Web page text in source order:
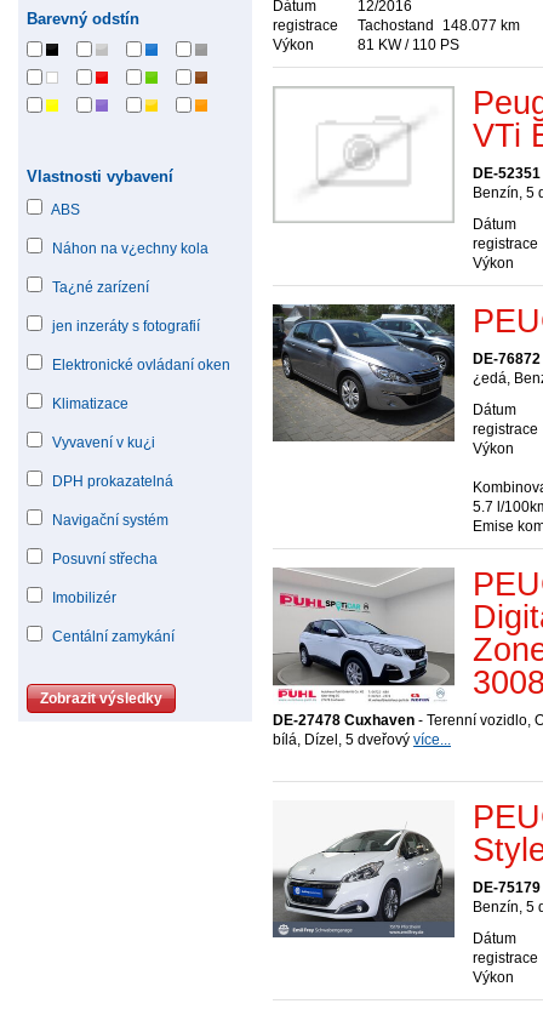
Barevný odstín
Vlastnosti vybavení
ABS
Náhon na v¿echny kola
Ta¿né zarízení
jen inzeráty s fotografií
Elektronické ovládaní oken
Klimatizace
Vyvavení v ku¿i
DPH prokazatelná
Navigační systém
Posuvní střecha
Imobilizér
Centální zamykání
Dátum
registrace
12/2016
Tachostand
148.077 km
Výkon
81 KW / 110 PS
VTi
DE-
Benzín, 5
Dátum
registrace
Výkon
DE-
¿edá,
Dátum
registrace
Výkon
5.7 l/
Emise
DE-27478 Cuxhaven - Terenní vozidlo,
bílá, Dízel, 5 dveřový více...
DE-
Benzín, 5
Dátum
registrace
Výkon